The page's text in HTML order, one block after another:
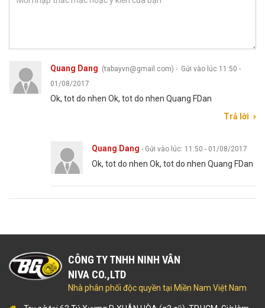
Quang Dang (tabayvn@gmail.com) - Gửi vào lúc 11:50 -
01/08/2017
Ok, tot do nhen Ok, tot do nhen Quang FDan
Trả lời
Quang Dang - Gửi vào lúc: 11:50 - 01/08/2017
Ok, tot do nhen Ok, tot do nhen Quang FDan
CÔNG TY TNHH NINH VÂN
NIVA CO.,LTD
Nhà phân phối độc quyền tại Miền Nam Việt Nam